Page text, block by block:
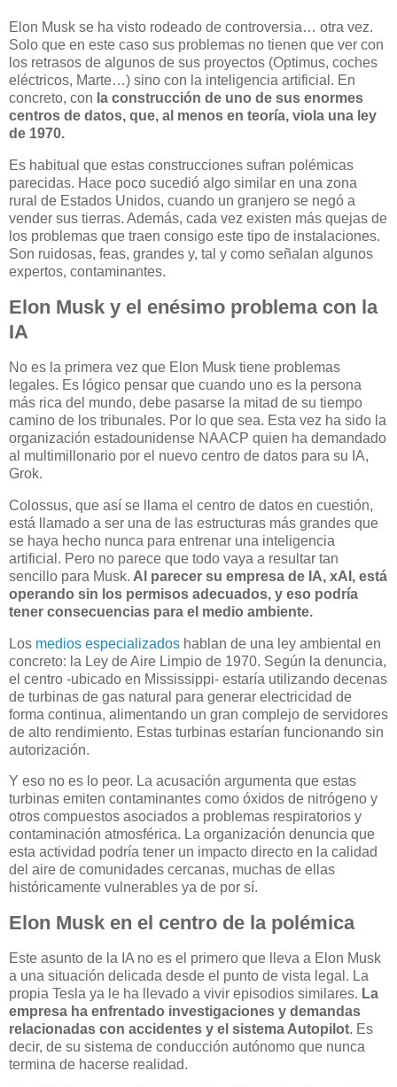
Elon Musk se ha visto rodeado de controversia… otra vez.
Solo que en este caso sus problemas no tienen que ver con
los retrasos de algunos de sus proyectos (Optimus, coches
eléctricos, Marte…) sino con la inteligencia artificial. En
concreto, con la construcción de uno de sus enormes
centros de datos, que, al menos en teoría, viola una ley
de 1970.
Es habitual que estas construcciones sufran polémicas
parecidas. Hace poco sucedió algo similar en una zona
rural de Estados Unidos, cuando un granjero se negó a
vender sus tierras. Además, cada vez existen más quejas de
los problemas que traen consigo este tipo de instalaciones.
Son ruidosas, feas, grandes y, tal y como señalan algunos
expertos, contaminantes.
Elon Musk y el enésimo problema con la
IA
No es la primera vez que Elon Musk tiene problemas
legales. Es lógico pensar que cuando uno es la persona
más rica del mundo, debe pasarse la mitad de su tiempo
camino de los tribunales. Por lo que sea. Esta vez ha sido la
organización estadounidense NAACP quien ha demandado
al multimillonario por el nuevo centro de datos para su IA,
Grok.
Colossus, que así se llama el centro de datos en cuestión,
está llamado a ser una de las estructuras más grandes que
se haya hecho nunca para entrenar una inteligencia
artificial. Pero no parece que todo vaya a resultar tan
sencillo para Musk. Al parecer su empresa de IA, xAI, está
operando sin los permisos adecuados, y eso podría
tener consecuencias para el medio ambiente.
Los medios especializados hablan de una ley ambiental en
concreto: la Ley de Aire Limpio de 1970. Según la denuncia,
el centro -ubicado en Mississippi- estaría utilizando decenas
de turbinas de gas natural para generar electricidad de
forma continua, alimentando un gran complejo de servidores
de alto rendimiento. Estas turbinas estarían funcionando sin
autorización.
Y eso no es lo peor. La acusación argumenta que estas
turbinas emiten contaminantes como óxidos de nitrógeno y
otros compuestos asociados a problemas respiratorios y
contaminación atmosférica. La organización denuncia que
esta actividad podría tener un impacto directo en la calidad
del aire de comunidades cercanas, muchas de ellas
históricamente vulnerables ya de por sí.
Elon Musk en el centro de la polémica
Este asunto de la IA no es el primero que lleva a Elon Musk
a una situación delicada desde el punto de vista legal. La
propia Tesla ya le ha llevado a vivir episodios similares. La
empresa ha enfrentado investigaciones y demandas
relacionadas con accidentes y el sistema Autopilot. Es
decir, de su sistema de conducción autónomo que nunca
termina de hacerse realidad.